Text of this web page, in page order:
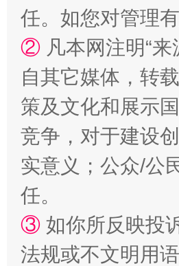
国家大学科技园优化重塑工
任。如您对管理
② 凡本网注明“
自其它媒体，转
策及文化和展示
竞争，对于建设
实意义；公众/公
任。
③ 如你所反映投
法规或不文明用